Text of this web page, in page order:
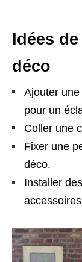
Idées
déco
Ajouter
pour un
Coller une
Fixer une
déco.
Installer